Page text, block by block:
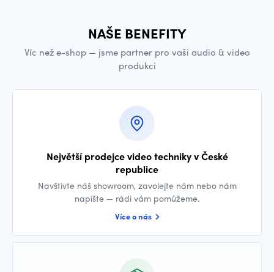
NAŠE BENEFITY
Víc než e-shop — jsme partner pro vaši audio & video
produkci
Největší prodejce video techniky v České
republice
Navštivte náš showroom, zavolejte nám nebo nám
napište — rádi vám pomůžeme.
Více o nás